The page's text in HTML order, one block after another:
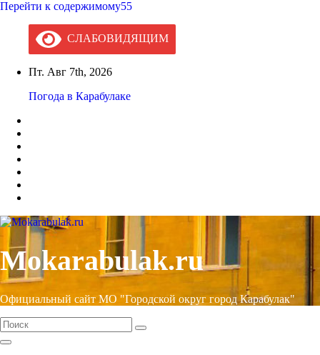
Перейти к содержимому55
СЛАБОВИДЯЩИМ
Пт. Авг 7th, 2026
Погода в Карабулаке
Mokarabulak.ru
Официальный сайт МО "Городской округ город Карабулак"